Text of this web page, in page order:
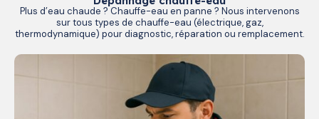
Plus d’eau chaude ? Chauffe-eau en panne ? Nous intervenons
sur tous types de chauffe-eau (électrique, gaz,
thermodynamique) pour diagnostic, réparation ou remplacement.